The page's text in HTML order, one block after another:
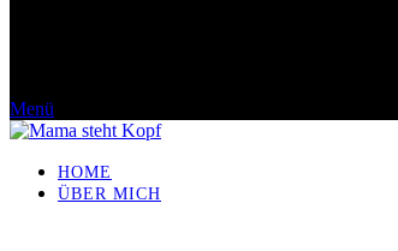
Menü
HOME
ÜBER MICH